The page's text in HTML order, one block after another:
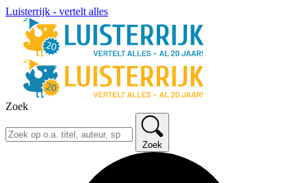
Luisterrijk - vertelt alles
Zoek
Zoek